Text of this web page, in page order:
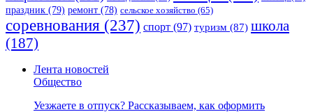
праздник (79) ремонт (78) сельское хозяйство (65)
соревнования (237) спорт (97) туризм (87) школа
(187)
Лента новостей
Общество
Уезжаете в отпуск? Рассказываем, как оформить